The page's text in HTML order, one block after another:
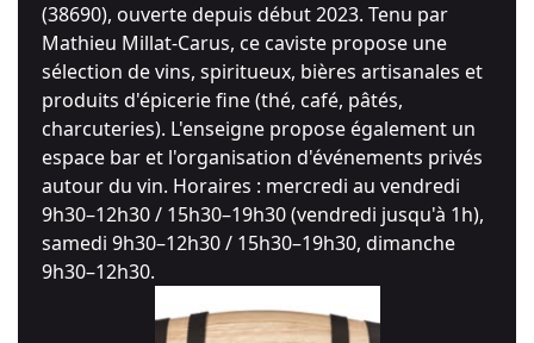
(38690), ouverte depuis début 2023. Tenu par
Mathieu Millat-Carus, ce caviste propose une
sélection de vins, spiritueux, bières artisanales et
produits d'épicerie fine (thé, café, pâtés,
charcuteries). L'enseigne propose également un
espace bar et l'organisation d'événements privés
autour du vin. Horaires : mercredi au vendredi
9h30–12h30 / 15h30–19h30 (vendredi jusqu'à 1h),
samedi 9h30–12h30 / 15h30–19h30, dimanche
9h30–12h30.